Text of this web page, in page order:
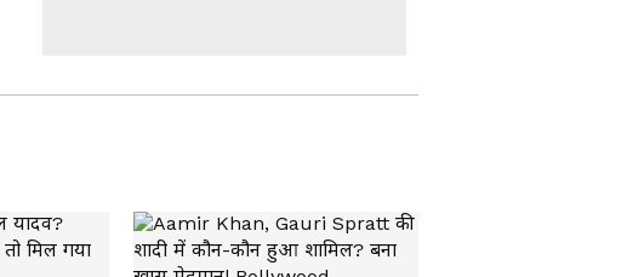
की गाड़ी भी धुआं-धुआं